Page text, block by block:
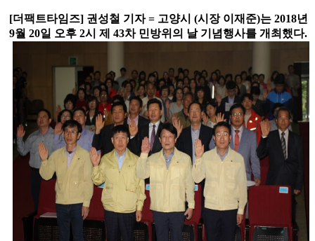
[더팩트타임즈] 권성철 기자= 고양시 (시장 이재준)는 2018년
9월 20일 오후 2시 제 43차 민방위의 날 기념행사를 개최했다.